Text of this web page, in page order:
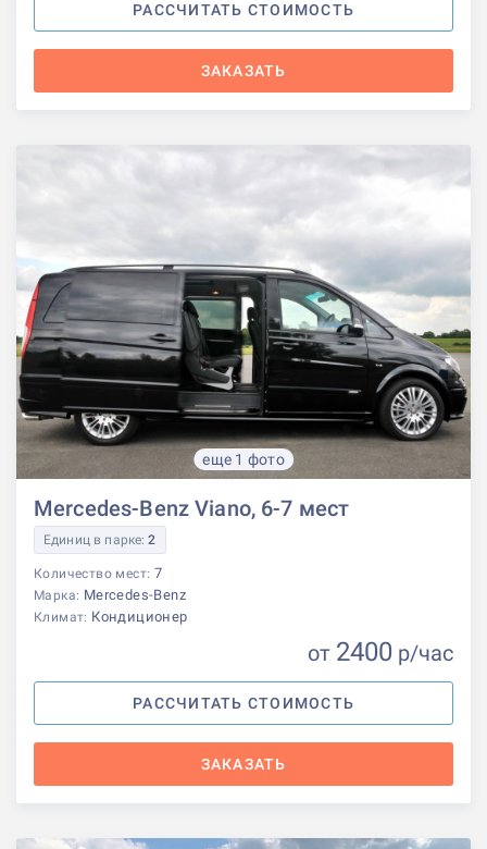
РАССЧИТАТЬ СТОИМОСТЬ
ЗАКАЗАТЬ
еще 1 фото
Mercedes-Benz Viano, 6-7 мест
Единиц в парке:2
Количество мест: 7
Марка: Mercedes-Benz
Климат: Кондиционер
от 2400 р/час
РАССЧИТАТЬ СТОИМОСТЬ
ЗАКАЗАТЬ